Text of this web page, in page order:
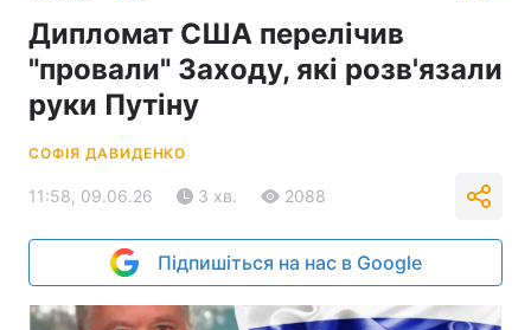
Дипломат США перелічив
"провали" Заходу, які розв'язали
руки Путіну
СОФІЯ ДАВИДЕНКО
11:58, 09.06.26 3 хв. 2088
Підпишіться на нас в Google